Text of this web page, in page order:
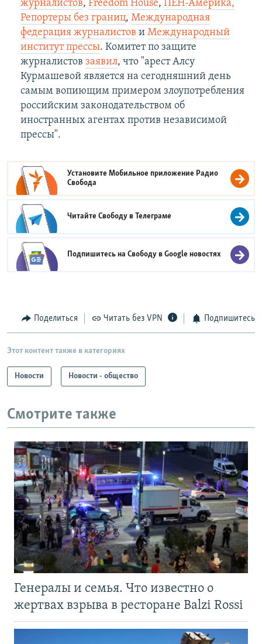
журналистов, Freedom House, ПЕН-Америка,
Репортеры без границ, Международная
федерация журналистов и Международный
институт прессы. Комитет по защите
журналистов заявил, что "арест Алсу
Курмашевой является на сегодняшний день
самым вопиющим примером злоупотребления
российским законодательством об
иностранных агентах против независимой
прессы".
Установите Мобильное приложение Радио
Свобода
Читайте Свободу вТелеграме
Подпишитесь на Свободу вGoogle новостях
Поделиться Читать без VPN Подпишитесь
Этот контент также в категориях
Новости Новости - общество
Смотрите также
Генералы и семья. Что известно о
жертвах взрыва в ресторане Balzi Rossi